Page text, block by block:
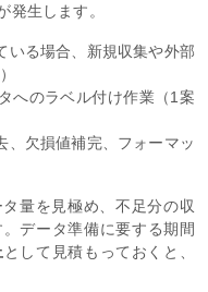
発生します。
いる場合、新規収集や外部
へのラベル付け作業（1案
、欠損値補完、フォーマッ
量を見極め、不足分の収
データ準備に要する期間
として見積もっておくと、